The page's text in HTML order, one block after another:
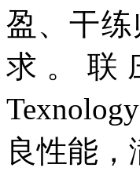
盈、干
求。 联
T
良性能